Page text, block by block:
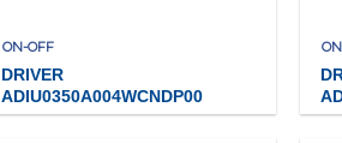
ON-OFF
DRIVER
ADIU0350A004WCNDP00